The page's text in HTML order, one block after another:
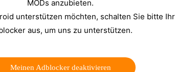
MODs anzubieten.
unterstützen möchten, schalten Sie bitte
aus, um uns zu unterstützen.
Meinen Adblocker deaktivieren